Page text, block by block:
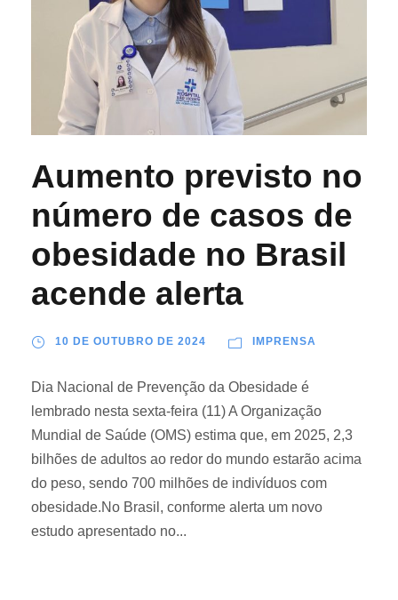
Aumento previsto no
número de casos de
obesidade no Brasil
acende alerta
10 DE OUTUBRO DE 2024 IMPRENSA
Dia Nacional de Prevenção da Obesidade é
lembrado nesta sexta-feira (11) A Organização
Mundial de Saúde (OMS) estima que, em 2025, 2,3
bilhões de adultos ao redor do mundo estarão acima
do peso, sendo 700 milhões de indivíduos com
obesidade.No Brasil, conforme alerta um novo
estudo apresentado no...